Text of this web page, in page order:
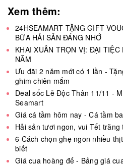
Xem thêm:
24HSEAMART TẶNG GIFT
BỮA HẢI SẢN ĐÁNG NHỚ
KHAI XUÂN TRỌN VỊ: ĐẠI
NĂM
Ưu đãi 2 năm mới có 1 lần -
ghim chiên mắm
Deal sốc Lễ Độc Thân 11/11 -
Seamart
Giá cá tầm hôm nay - Cá tầm
Hải sản tươi ngon, vui Tết
6 Cách chọn ghẹ ngon nhiều
biết
Giá cua hoàng đế - Bảng giá